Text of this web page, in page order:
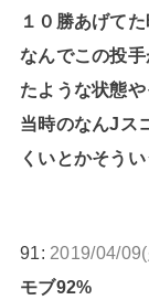
１０勝あげて
なんでこの投
たような状態や
当時のなんJス
くいとかそう
91: 2019/04/
モブ92%